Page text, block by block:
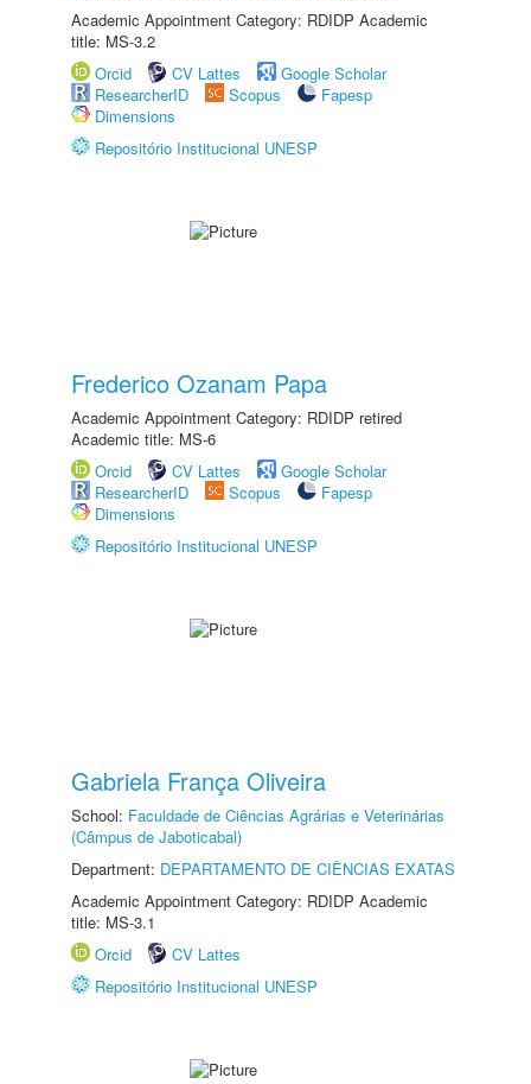
Academic Appointment Category: RDIDP Academic
title: MS-3.2
Orcid
CV Lattes
Google Scholar
ResearcherID
Scopus
Fapesp
Dimensions
Repositório Institucional UNESP
Frederico Ozanam Papa
Academic Appointment Category: RDIDP retired
Academic title: MS-6
Orcid
CV Lattes
Google Scholar
ResearcherID
Scopus
Fapesp
Dimensions
Repositório Institucional UNESP
Gabriela França Oliveira
School: Faculdade de Ciências Agrárias e Veterinárias
(Câmpus de Jaboticabal)
Department: DEPARTAMENTO DE CIÊNCIAS EXATAS
Academic Appointment Category: RDIDP Academic
title: MS-3.1
Orcid
CV Lattes
Repositório Institucional UNESP